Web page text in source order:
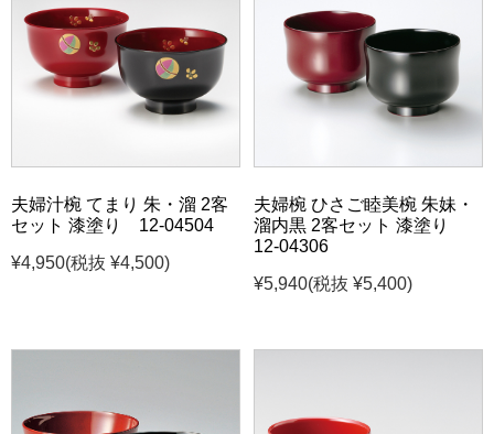
夫婦汁椀 てまり 朱・溜 2客
セット 漆塗り 12-04504
¥4,950(税抜 ¥4,500)
夫婦椀 ひさご睦美椀 朱妹・
溜内黒 2客セット 漆塗り
12-04306
¥5,940(税抜 ¥5,400)